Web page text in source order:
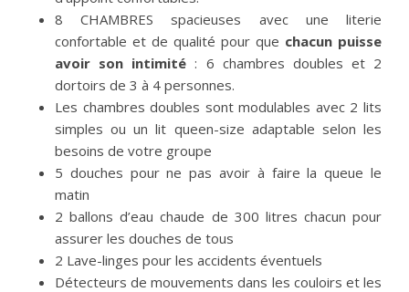
8 CHAMBRES spacieuses avec une literie
confortable et de qualité pour que chacun puisse
avoir son intimité : 6 chambres doubles et 2
dortoirs de 3 à 4 personnes.
Les chambres doubles sont modulables avec 2 lits
simples ou un lit queen-size adaptable selon les
besoins de votre groupe
5 douches pour ne pas avoir à faire la queue le
matin
2 ballons d’eau chaude de 300 litres chacun pour
assurer les douches de tous
2 Lave-linges pour les accidents éventuels
Détecteurs de mouvements dans les couloirs et les